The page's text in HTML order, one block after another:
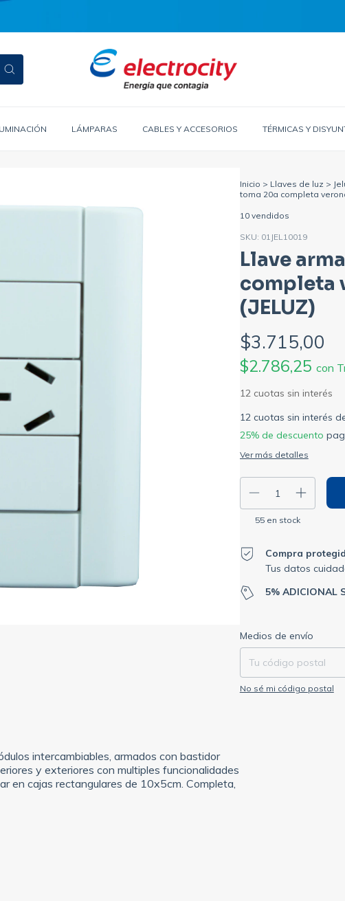
LÁMPARAS CABLES Y ACCESORIOS TÉRMICAS Y
Inicio > Llaves de luz >
toma 20a completa
10 vendidos
SKU: 01JEL10019
Llave
completa
(JELUZ)
$3.715,00
$2.786,25 con
12 cuotas sin interés
25% de descuento
Ver más detalles
55en stock
Compra
Tus datos
5% ADICIONAL
Entregas para el CP:
Medios de envío
No sé mi código postal
intercambiables, armados con bastidor
y exteriores con multiples funcionalidades
en cajas rectangulares de 10x5cm. Completa,